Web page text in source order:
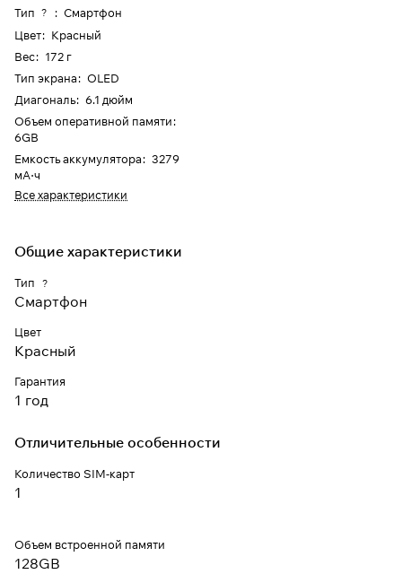
Тип ? : Смартфон
Цвет: Красный
Вес: 172 г
Тип экрана: OLED
Диагональ: 6.1 дюйм
Объем оперативной памяти:
6GB
Емкость аккумулятора: 3279
мА⋅ч
Все характеристики
Общие характеристики
Тип ?
Смартфон
Цвет
Красный
Гарантия
1 год
Отличительные особенности
Количество SIM-карт
1
Объем встроенной памяти
128GB